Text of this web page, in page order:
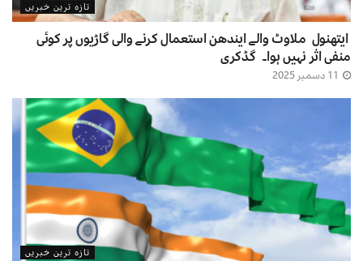
تازہ ترین خبریں
ایتھنول ملاوٹ والے ایندھن استعمال کرنے والی گاڑیوں پر کوئی
منفی اثر نہیں ہوا۔ گڈکری
تازہ ترین خبریں